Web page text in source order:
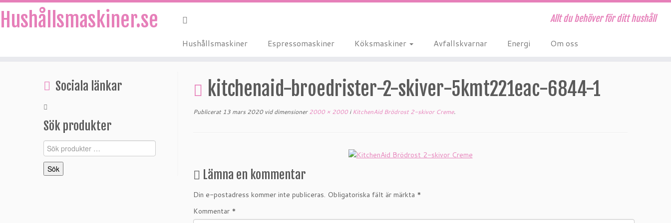
Hushållsmaskiner.se Allt du behöver för ditt hushåll
Hushållsmaskiner Espressomaskiner Köksmaskiner Avfallskvarnar Energi Om oss
Sociala länkar
Sök produkter
Sök
efter:
Sök
kitchenaid-broedrister-2-skiver-5kmt221eac-6844-1
Publicerat 13 mars 2020vid dimensioner2000 × 2000iKitchenAid Brödrost 2-skivor Creme.
Lämna en kommentar
Din e-postadress kommer inte publiceras. Obligatoriska fält är märkta *
Kommentar *